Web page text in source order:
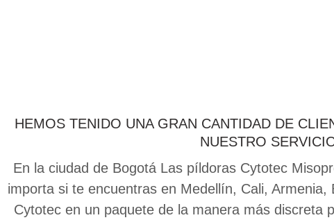
HEMOS TENIDO UNA GRAN CANTIDAD DE
NUESTRO
En la ciudad de Bogotá Las píldoras Cytotec
importa si te encuentras en Medellín, Cali,
Cytotec en un paquete de la manera más discreta